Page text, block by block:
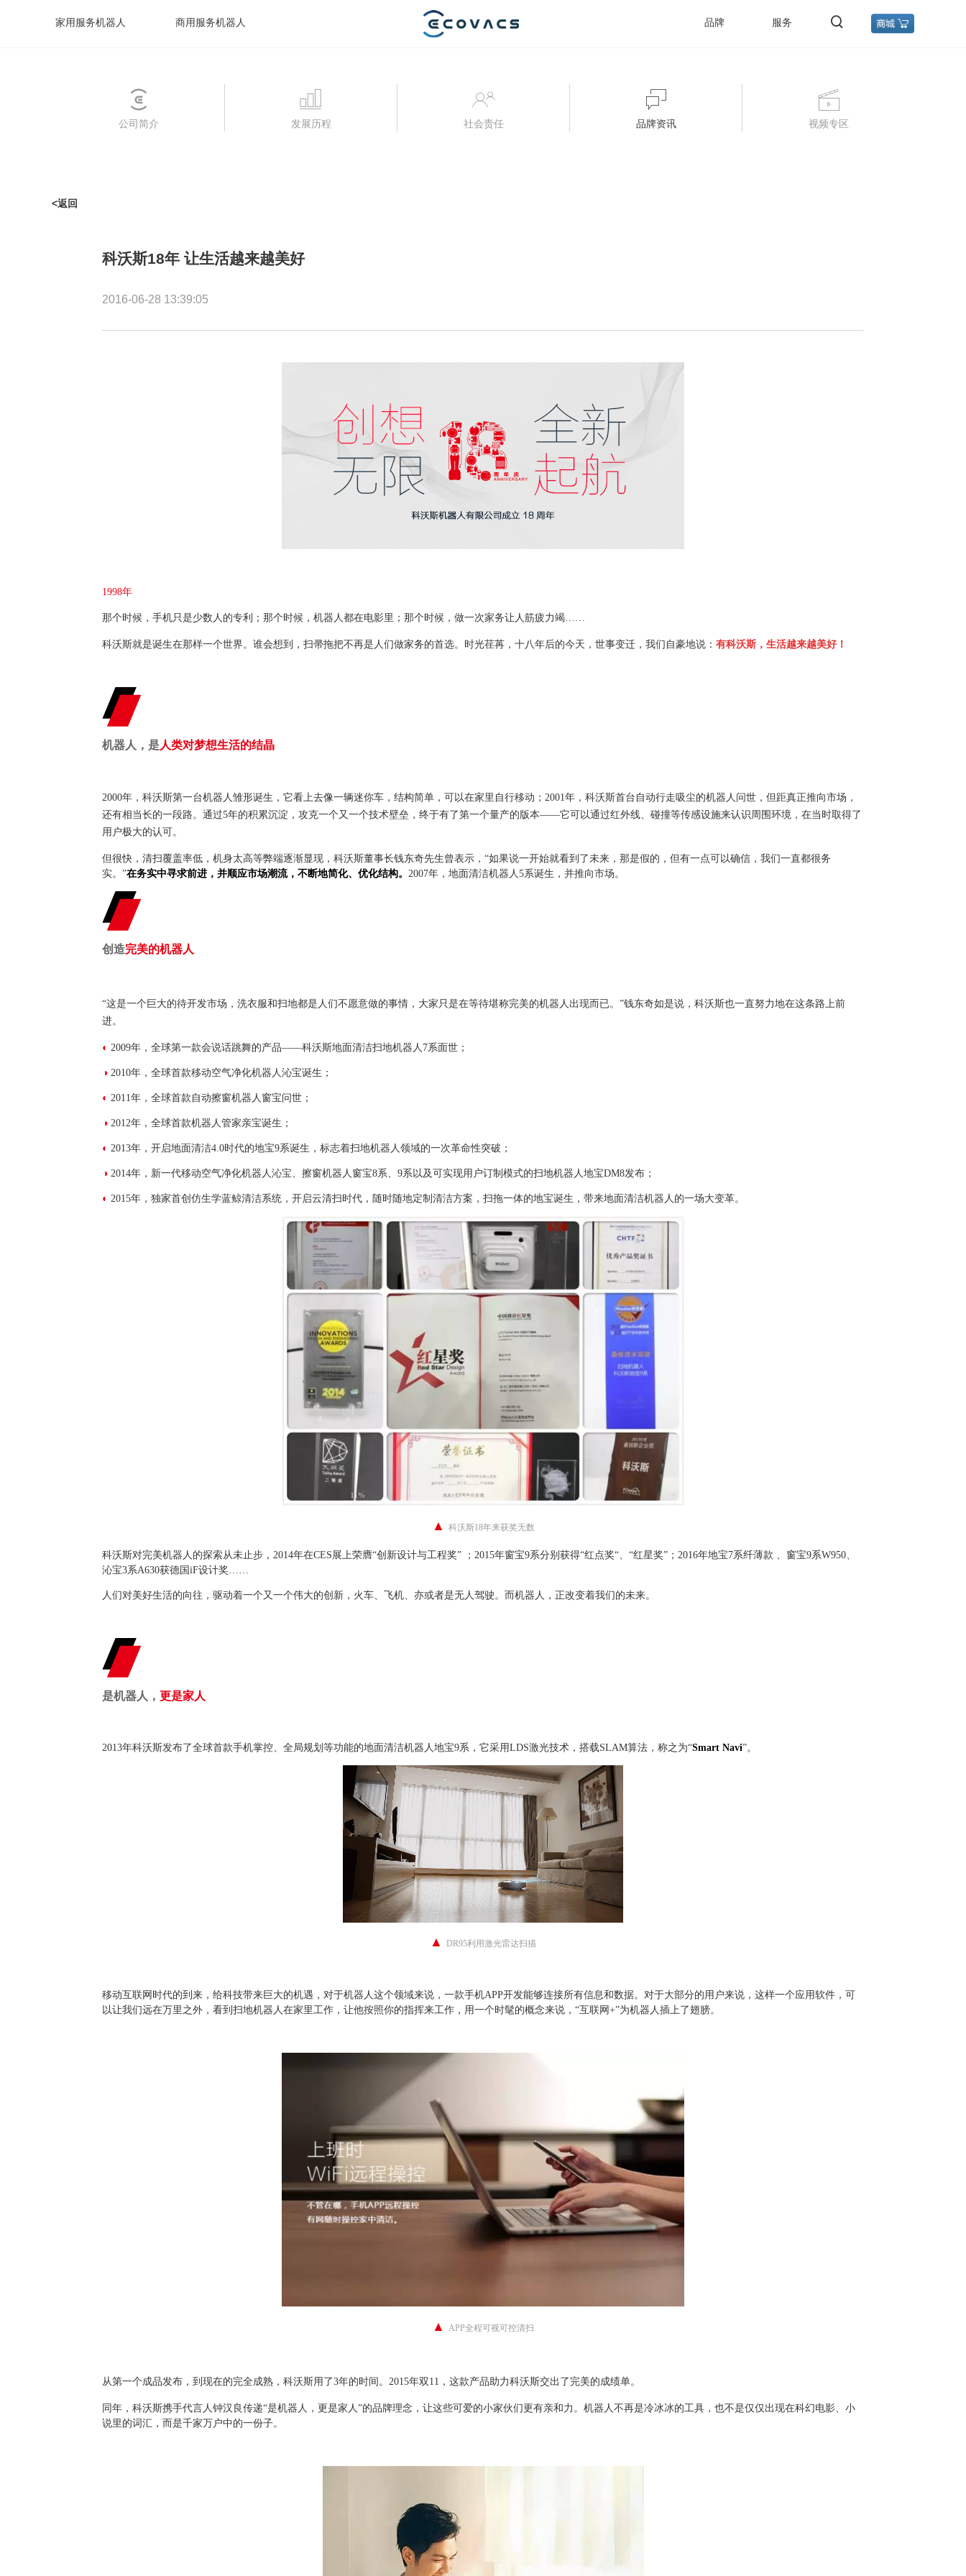
家用服务机器人 商用服务机器人 品牌 服务
公司简介 发展历程 社会责任 品牌资讯 视频专区
<返回
科沃斯18年 让生活越来越美好
2016-06-28 13:39:05
1998年
那个时候，手机只是少数人的专利；那个时候，机器人都在电影里；那个时候，做一次家务让人筋疲力竭……
科沃斯就是诞生在那样一个世界。谁会想到，扫帚拖把不再是人们做家务的首选。时光荏苒，十八年后的今天，世事变迁，我们自豪地说： 有科沃斯，生活越来越美好！
机器人，是人类对梦想生活的结晶
2000年，科沃斯第一台机器人雏形诞生，它看上去像一辆迷你车，结构简单，可以在家里自行移动；2001年，科沃斯首台自动行走吸尘的机器人问世，但距真正推向市场，
还有相当长的一段路。通过5年的积累沉淀，攻克一个又一个技术壁垒，终于有了第一个量产的版本——它可以通过红外线、碰撞等传感设施来认识周围环境，在当时取得了
用户极大的认可。
但很快，清扫覆盖率低，机身太高等弊端逐渐显现，科沃斯董事长钱东奇先生曾表示，“如果说一开始就看到了未来，那是假的，但有一点可以确信，我们一直都很务
实。”在务实中寻求前进，并顺应市场潮流，不断地简化、优化结构。 2007年，地面清洁机器人5系诞生，并推向市场。
创造完美的机器人
“这是一个巨大的待开发市场，洗衣服和扫地都是人们不愿意做的事情，大家只是在等待堪称完美的机器人出现而已。”钱东奇如是说，科沃斯也一直努力地在这条路上前
进。
◐ 2009年，全球第一款会说话跳舞的产品——科沃斯地面清洁扫地机器人 7系面世；
◑ 2010年，全球首款移动空气净化机器人沁宝诞生；
◐ 2011年，全球首款自动擦窗机器人窗宝问世；
◑ 2012年，全球首款机器人管家亲宝诞生；
◐ 2013年，开启地面清洁4.0时代的地宝9系诞生，标志着扫地机器人领域的一次革命性突破；
◑ 2014年，新一代移动空气净化机器人沁宝、擦窗机器人窗宝8系、9系以及可实现用户订制模式的扫地机器人地宝DM8发布；
◐ 2015年，独家首创仿生学蓝鲸清洁系统，开启云清扫时代，随时随地定制清洁方案，扫拖一体的地宝诞生，带来地面清洁机器人的一场大变革。
▲ 科沃斯18年来获奖无数
科沃斯对完美机器人的探索从未止步，2014年在CES展上荣膺“创新设计与工程奖” ；2015年窗宝9系分别获得“红点奖“、“红星奖”；2016年地宝7系纤薄款 、窗宝9系W950、
沁宝3系A630获德国iF设计奖……
人们对美好生活的向往，驱动着一个又一个伟大的创新，火车、飞机、亦或者是无人驾驶。而机器人，正改变着我们的未来。
是机器人， 更是家人
2013年科沃斯发布了全球首款手机掌控、全局规划等功能的地面清洁机器人地宝9系，它采用LDS激光技术，搭载SLAM算法，称之为“Smart Navi”。
▲ DR95利用激光雷达扫描
移动互联网时代的到来，给科技带来巨大的机遇，对于机器人这个领域来说，一款手机APP开发能够连接所有信息和数据。对于大部分的用户来说，这样一个应用软件，可
以让我们远在万里之外，看到扫地机器人在家里工作，让他按照你的指挥来工作，用一个时髦的概念来说，“互联网+”为机器人插上了翅膀。
▲ APP全程可视可控清扫
从第一个成品发布，到现在的完全成熟，科沃斯用了3年的时间。2015年双11，这款产品助力科沃斯交出了完美的成绩单。
同年，科沃斯携手代言人钟汉良传递“是机器人，更是家人”的品牌理念，让这些可爱的小家伙们更有亲和力。机器人不再是冷冰冰的工具，也不是仅仅出现在科幻电影、小
说里的词汇，而是千家万户中的一份子。